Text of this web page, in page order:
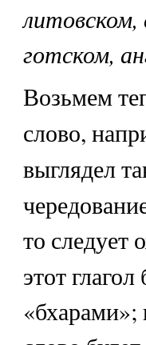
литовском,
готском,
Возьмем
слово,
выглядел
то следует
этот
«бхарами»;